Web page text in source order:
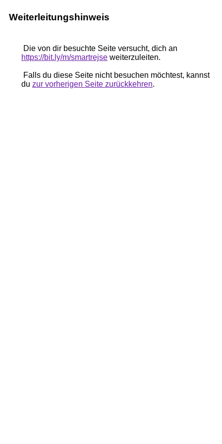
Weiterleitungshinweis
Die von dir besuchte Seite versucht, dich an
https://bit.ly/m/smartrejse weiterzuleiten.
Falls du diese Seite nicht besuchen möchtest, kannst
du zur vorherigen Seite zurückkehren.